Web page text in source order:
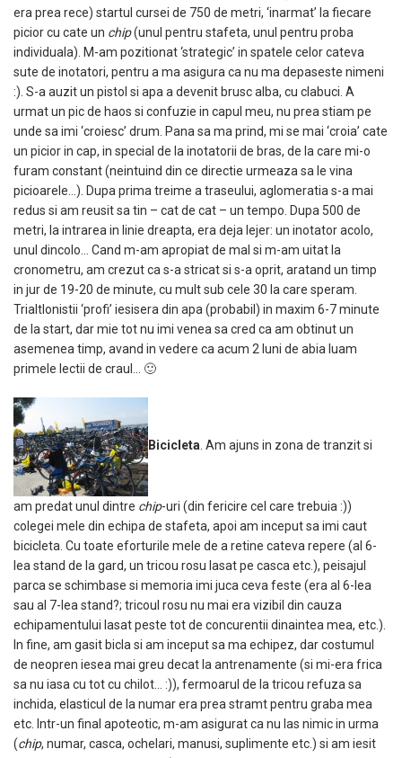
era prea rece) startul cursei de 750 de metri, ‘inarmat’ la fiecare
picior cu cate un chip(unul pentru stafeta, unul pentru proba
individuala). M-am pozitionat ‘strategic’ in spatele celor cateva
sute de inotatori, pentru a ma asigura ca nu ma depaseste nimeni
:). S-a auzit un pistol si apa a devenit brusc alba, cu clabuci. A
urmat un pic de haos si confuzie in capul meu, nu prea stiam pe
unde sa imi ‘croiesc’ drum. Pana sa ma prind, mi se mai ‘croia’ cate
un picior in cap, in special de la inotatorii de bras, de la care mi-o
furam constant (neintuind din ce directie urmeaza sa le vina
picioarele…). Dupa prima treime a traseului, aglomeratia s-a mai
redus si am reusit sa tin – cat de cat – un tempo. Dupa 500 de
metri, la intrarea in linie dreapta, era deja lejer: un inotator acolo,
unul dincolo… Cand m-am apropiat de mal si m-am uitat la
cronometru, am crezut ca s-a stricat si s-a oprit, aratand un timp
in jur de 19-20 de minute, cu mult sub cele 30 la care speram.
Trialtlonistii ‘profi’ iesisera din apa (probabil) in maxim 6-7 minute
de la start, dar mie tot nu imi venea sa cred ca am obtinut un
asemenea timp, avand in vedere ca acum 2 luni de abia luam
primele lectii de craul… 🙂
Bicicleta. Am ajuns in zona de tranzit si
am predat unul dintre chip-uri (din fericire cel care trebuia :))
colegei mele din echipa de stafeta, apoi am inceput sa imi caut
bicicleta. Cu toate eforturile mele de a retine cateva repere (al 6-
lea stand de la gard, un tricou rosu lasat pe casca etc.), peisajul
parca se schimbase si memoria imi juca ceva feste (era al 6-lea
sau al 7-lea stand?; tricoul rosu nu mai era vizibil din cauza
echipamentului lasat peste tot de concurentii dinaintea mea, etc.).
In fine, am gasit bicla si am inceput sa ma echipez, dar costumul
de neopren iesea mai greu decat la antrenamente (si mi-era frica
sa nu iasa cu tot cu chilot… :)), fermoarul de la tricou refuza sa
inchida, elasticul de la numar era prea stramt pentru graba mea
etc. Intr-un final apoteotic, m-am asigurat ca nu las nimic in urma
(chip, numar, casca, ochelari, manusi, suplimente etc.) si am iesit